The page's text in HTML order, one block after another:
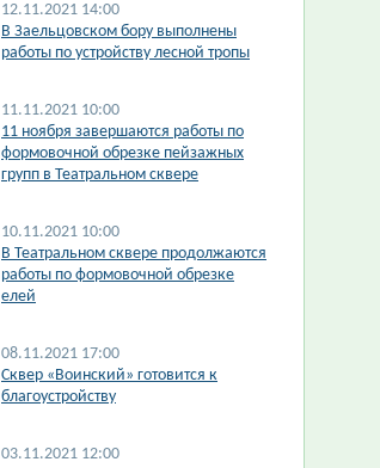
12.11.2021 14:00
В Заельцовском бору выполнены
работы по устройству лесной тропы
11.11.2021 10:00
11 ноября завершаются работы по
формовочной обрезке пейзажных
групп в Театральном сквере
10.11.2021 10:00
В Театральном сквере продолжаются
работы по формовочной обрезке
елей
08.11.2021 17:00
Сквер «Воинский» готовится к
благоустройству
03.11.2021 12:00